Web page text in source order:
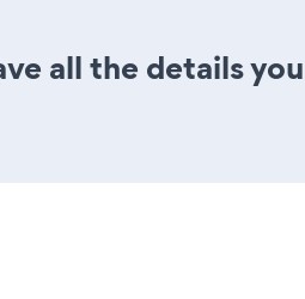
all the details you